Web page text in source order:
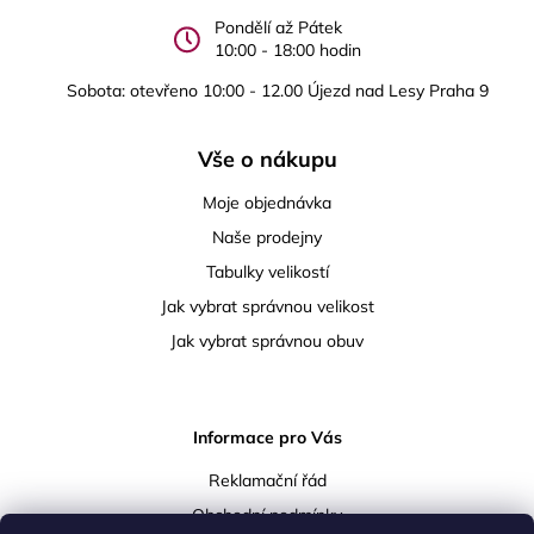
Pondělí až Pátek
10:00 - 18:00 hodin
Sobota: otevřeno 10:00 - 12.00 Újezd nad Lesy Praha 9
Vše o nákupu
Moje objednávka
Naše prodejny
Tabulky velikostí
Jak vybrat správnou velikost
Jak vybrat správnou obuv
Informace pro Vás
Reklamační řád
Obchodní podmínky